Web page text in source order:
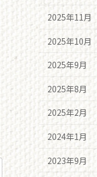
2025年11月
2025年10月
2025年9月
2025年8月
2025年2月
2024年1月
2023年9月